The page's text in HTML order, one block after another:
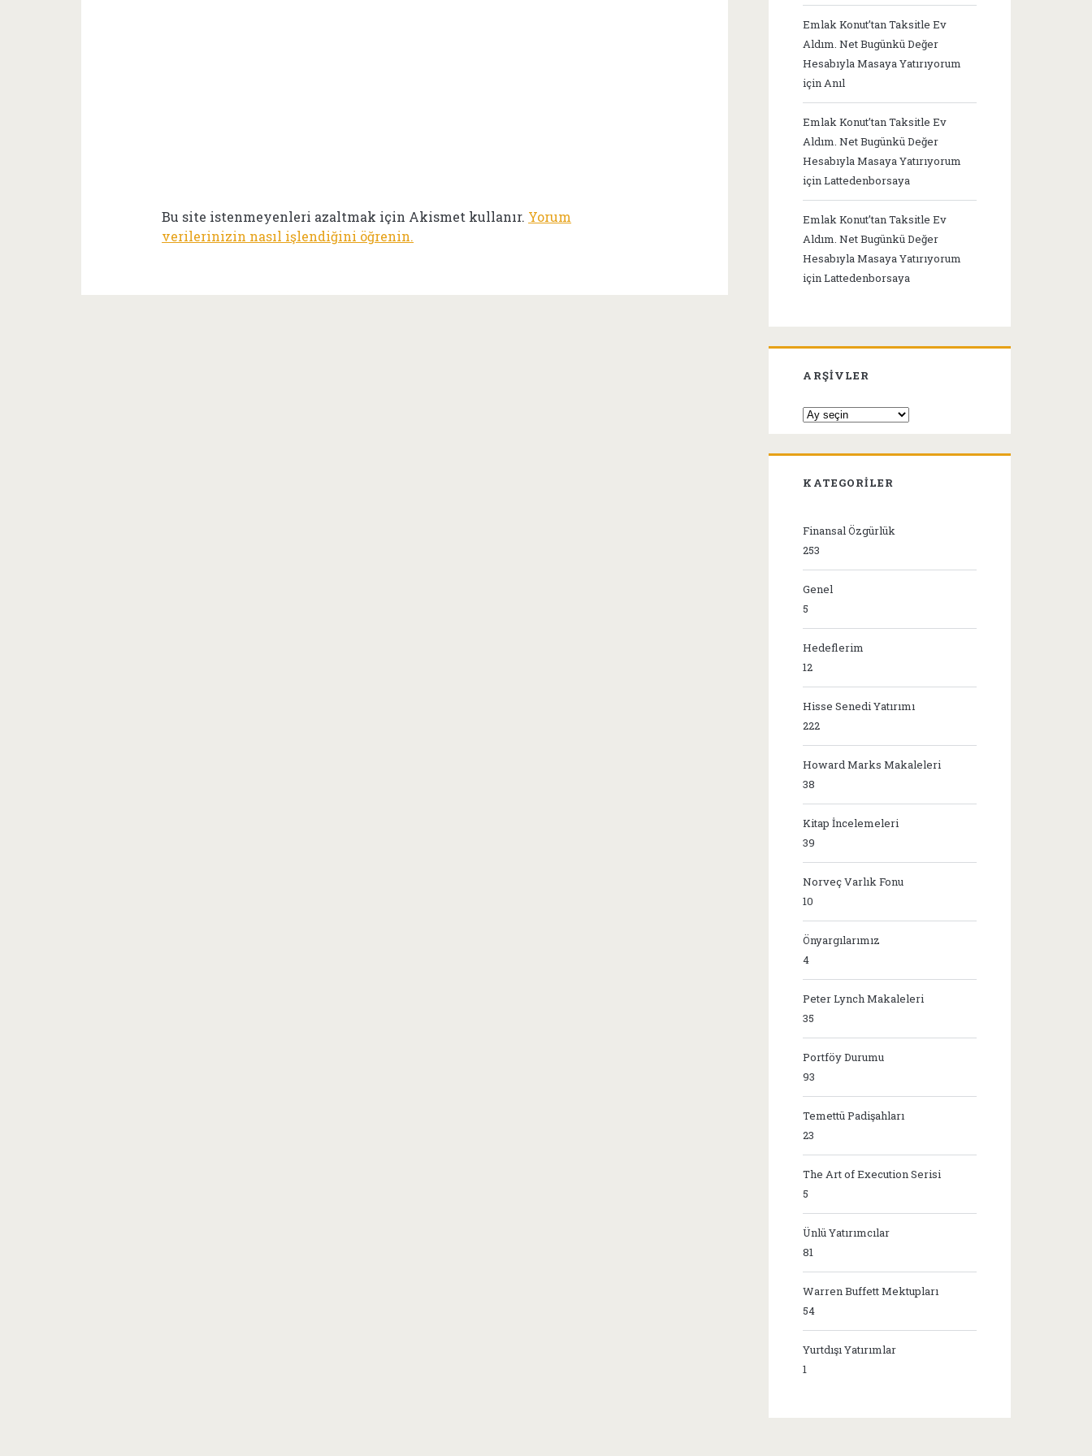
Bu site istenmeyenleri azaltmak için Akismet kullanır. Yorum
verilerinizin nasıl işlendiğini öğrenin.
Emlak Konut’tan Taksitle Ev
Aldım. Net Bugünkü Değer
Hesabıyla Masaya Yatırıyorum
içinAnıl
Emlak Konut’tan Taksitle Ev
Aldım. Net Bugünkü Değer
Hesabıyla Masaya Yatırıyorum
içinLattedenborsaya
Emlak Konut’tan Taksitle Ev
Aldım. Net Bugünkü Değer
Hesabıyla Masaya Yatırıyorum
içinLattedenborsaya
ARŞIVLER
Arşivler
KATEGORILER
Finansal Özgürlük
253
Genel
5
Hedeflerim
12
Hisse Senedi Yatırımı
222
Howard Marks Makaleleri
38
Kitap İncelemeleri
39
Norveç Varlık Fonu
10
Önyargılarımız
4
Peter Lynch Makaleleri
35
Portföy Durumu
93
Temettü Padişahları
23
The Art of Execution Serisi
5
Ünlü Yatırımcılar
81
Warren Buffett Mektupları
54
Yurtdışı Yatırımlar
1